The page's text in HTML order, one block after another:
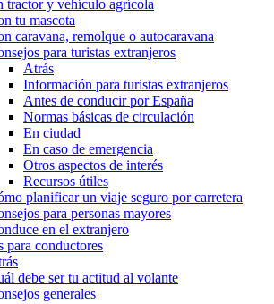
tractor y vehículo agrícola
tu mascota
caravana, remolque o autocaravana
para turistas extranjeros
Atrás
Información para turistas extranjeros
Antes de conducir por España
Normas básicas de circulación
En ciudad
En caso de emergencia
Otros aspectos de interés
Recursos útiles
planificar un viaje seguro por carretera
para personas mayores
en el extranjero
para conductores
debe ser tu actitud al volante
generales